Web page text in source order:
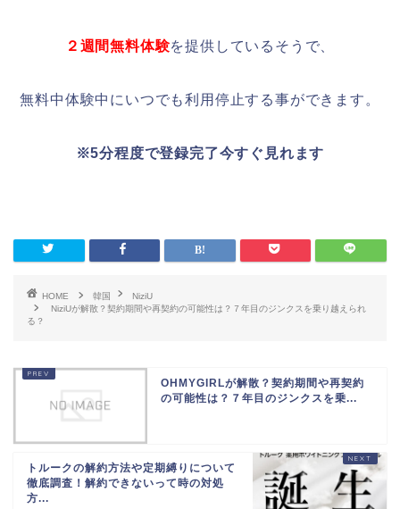
２週間無料体験を提供しているそうで、
無料中体験中にいつでも利用停止する事ができます。
※5分程度で登録完了今すぐ見れます
HOME 韓国
NiziU
NiziUが解散？契約期間や再契約の可能性は？７年目のジンクスを乗り越えられ
る？
OHMYGIRLが解散？契約期間や再契約
の可能性は？７年目のジンクスを乗...
トルークの解約方法や定期縛りについて
徹底調査！解約できないって時の対処
方...